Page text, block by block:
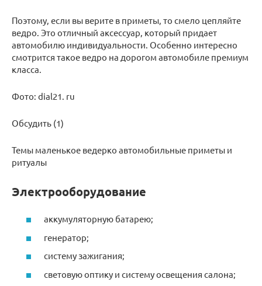
Поэтому, если вы верите в приметы, то смело цепляйте
ведро. Это отличный аксессуар, который придает
автомобилю индивидуальности. Особенно интересно
смотрится такое ведро на дорогом автомобиле премиум
класса.
Фото: dial21. ru
Обсудить (1)
Темы маленькое ведерко автомобильные приметы и
ритуалы
Электрооборудование
аккумуляторную батарею;
генератор;
систему зажигания;
световую оптику и систему освещения салона;